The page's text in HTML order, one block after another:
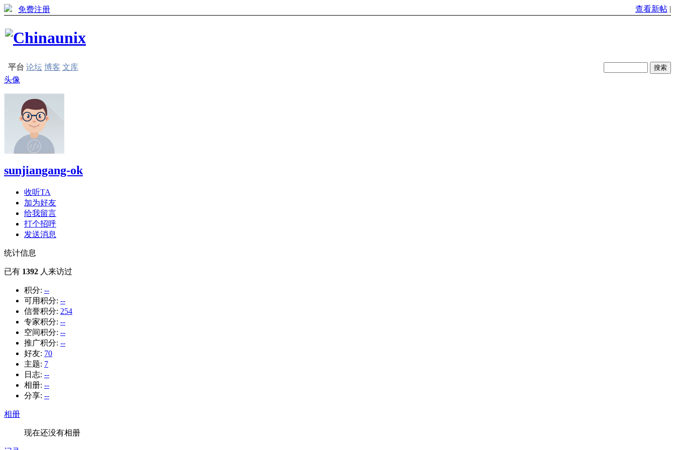
免费注册 查看新帖 |
平台 论坛 博客 文库
头像
sunjiangang-ok
收听TA
加为好友
给我留言
打个招呼
发送消息
统计信息
已有 1392 人来访过
积分: --
可用积分: --
信誉积分: 254
专家积分: --
空间积分: --
推广积分: --
好友: 70
主题: 7
日志: --
相册: --
分享: --
相册
现在还没有相册